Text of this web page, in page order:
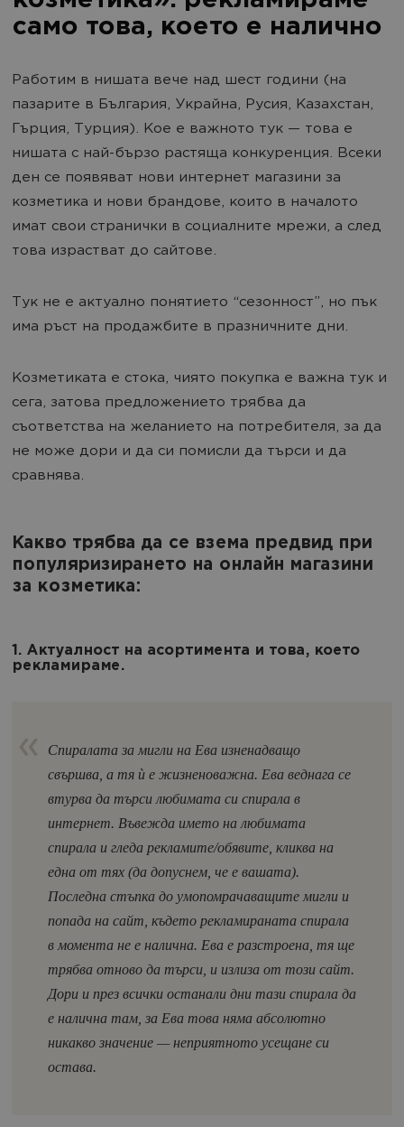
само това, което е налично
Работим в нишата вече над шест години (на
пазарите в България, Украйна, Русия, Казахстан,
Гърция, Турция). Кое е важното тук — това е
нишата с най-бързо растяща конкуренция. Всеки
ден се появяват нови интернет магазини за
козметика и нови брандове, които в началото
имат свои странички в социалните мрежи, а след
това израстват до сайтове.
Тук не е актуално понятието “сезонност”, но пък
има ръст на продажбите в празничните дни.
Козметиката е стока, чиято покупка е важна тук и
сега, затова предложението трябва да
съответства на желанието на потребителя, за да
не може дори и да си помисли да търси и да
сравнява.
Какво трябва да се взема предвид при
популяризирането на онлайн магазини
за козметика:
1. Актуалност на асортимента и това, което
рекламираме.
Спиралата за мигли на Ева изненадващо
свършва, а тя ѝ е жизненоважна. Ева веднага се
втурва да търси любимата си спирала в
интернет. Въвежда името на любимата
спирала и гледа рекламите/обявите, кликва на
една от тях (да допуснем, че е вашата).
Последна стъпка до умопомрачаващите мигли и
попада на сайт, където рекламираната спирала
в момента не е налична. Ева е разстроена, тя ще
трябва отново да търси, и излиза от този сайт.
Дори и през всички останали дни тази спирала да
е налична там, за Ева това няма абсолютно
никакво значение — неприятното усещане си
остава.